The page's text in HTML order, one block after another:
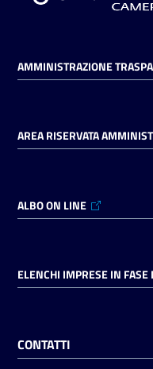
on line
Registrati
AMMINISTRAZIONE
AREA RISERVATA
ALBO ON LINE
ELENCHI IMPRESE IN
CONTATTI